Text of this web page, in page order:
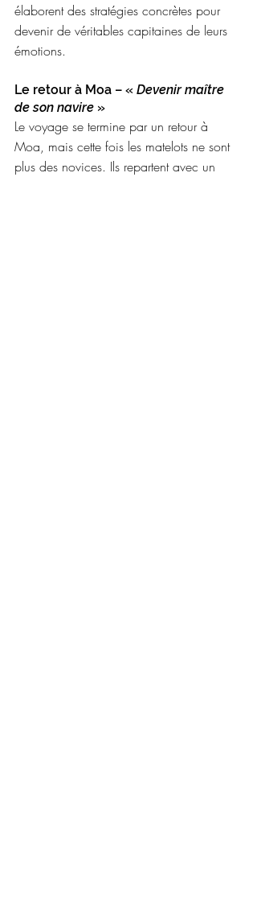
élaborent des stratégies concrètes pour
devenir de véritables capitaines de leurs
émotions.
Le retour à Moa – « Devenir maître
de son navire »
Le voyage se termine par un retour à
Moa, mais cette fois les matelots ne sont
plus des novices. Ils repartent avec un